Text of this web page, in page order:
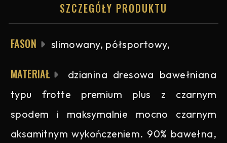
SZCZEGÓŁY PRODUKTU
FASON slimowany, półsportowy,
MATERIAŁ
dzianina dresowa bawełniana
typu frotte premium plus z czarnym
spodem i maksymalnie mocno czarnym
aksamitnym wykończeniem. 90% bawełna,